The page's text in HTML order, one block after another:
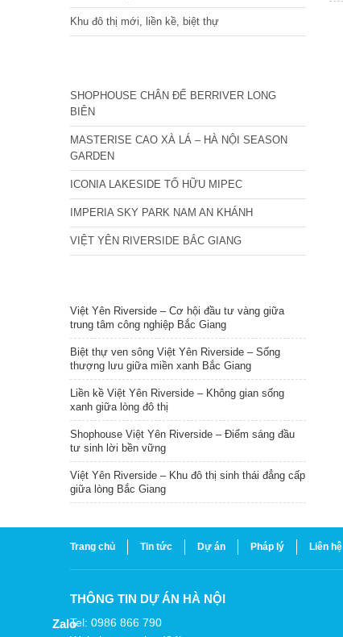
Khu đô thị mới, liền kề, biệt thự
SHOPHOUSE CHÂN ĐẾ BERRIVER LONG
BIÊN
MASTERISE CAO XÀ LÁ – HÀ NỘI SEASON
GARDEN
ICONIA LAKESIDE TỐ HỮU MIPEC
IMPERIA SKY PARK NAM AN KHÁNH
VIỆT YÊN RIVERSIDE BẮC GIANG
Việt Yên Riverside – Cơ hội đầu tư vàng giữa
trung tâm công nghiệp Bắc Giang
Biệt thự ven sông Việt Yên Riverside – Sống
thượng lưu giữa miền xanh Bắc Giang
Liền kề Việt Yên Riverside – Không gian sống
xanh giữa lòng đô thị
Shophouse Việt Yên Riverside – Điểm sáng đầu
tư sinh lời bền vững
Việt Yên Riverside – Khu đô thị sinh thái đẳng cấp
giữa lòng Bắc Giang
Trang chủ Tin tức Dự án Pháp lý Liên hệ
THÔNG TIN DỰ ÁN HÀ NỘI
Tel: 0986 866 790
Zalo